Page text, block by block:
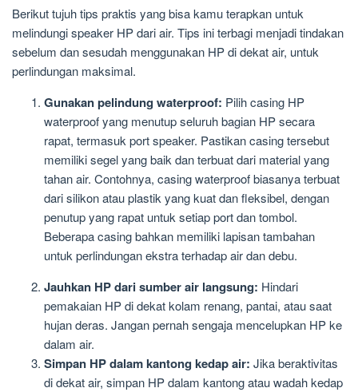
Berikut tujuh tips praktis yang bisa kamu terapkan untuk
melindungi speaker HP dari air. Tips ini terbagi menjadi tindakan
sebelum dan sesudah menggunakan HP di dekat air, untuk
perlindungan maksimal.
Gunakan pelindung waterproof: Pilih casing HP
waterproof yang menutup seluruh bagian HP secara
rapat, termasuk port speaker. Pastikan casing tersebut
memiliki segel yang baik dan terbuat dari material yang
tahan air. Contohnya, casing waterproof biasanya terbuat
dari silikon atau plastik yang kuat dan fleksibel, dengan
penutup yang rapat untuk setiap port dan tombol.
Beberapa casing bahkan memiliki lapisan tambahan
untuk perlindungan ekstra terhadap air dan debu.
Jauhkan HP dari sumber air langsung: Hindari
pemakaian HP di dekat kolam renang, pantai, atau saat
hujan deras. Jangan pernah sengaja mencelupkan HP ke
dalam air.
Simpan HP dalam kantong kedap air: Jika beraktivitas
di dekat air, simpan HP dalam kantong atau wadah kedap